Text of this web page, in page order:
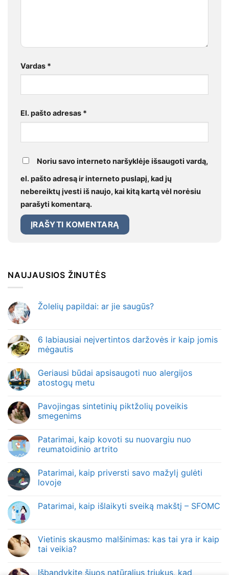
Vardas *
El. pašto adresas *
Noriu savo interneto naršyklėje išsaugoti vardą,
el. pašto adresą ir interneto puslapį, kad jų
nebereiktų įvesti iš naujo, kai kitą kartą vėl norėsiu
parašyti komentarą.
NAUJAUSIOS ŽINUTĖS
Žolelių papildai: ar jie saugūs?
6 labiausiai neįvertintos daržovės ir kaip jomis
mėgautis
Geriausi būdai apsisaugoti nuo alergijos
atostogų metu
Pavojingas sintetinių piktžolių poveikis
smegenims
Patarimai, kaip kovoti su nuovargiu nuo
reumatoidinio artrito
Patarimai, kaip priversti savo mažylį gulėti
lovoje
Patarimai, kaip išlaikyti sveiką makštį – SFOMC
Vietinis skausmo malšinimas: kas tai yra ir kaip
tai veikia?
Išbandykite šiuos natūralius triukus, kad